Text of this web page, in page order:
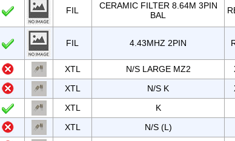
FIL
CERAMIC FILTER 8.64M 3PIN
BAL
FIL 4.43MHZ 2PIN
XTL N/S LARGE MZ2
XTL N/S K
XTL K
XTL N/S (L)